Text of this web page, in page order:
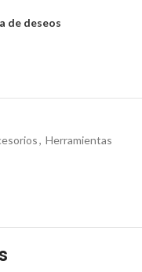
de deseos
, Herramientas